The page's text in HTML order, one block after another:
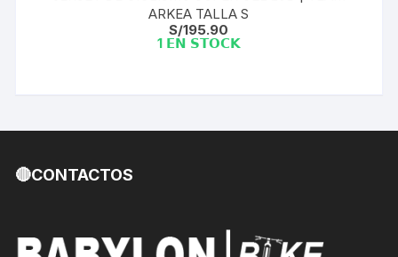
ARKEA TALLA S
S/195.90
1 𝗘𝗡 𝗦𝗧𝗢𝗖𝗞
🔴CONTACTOS